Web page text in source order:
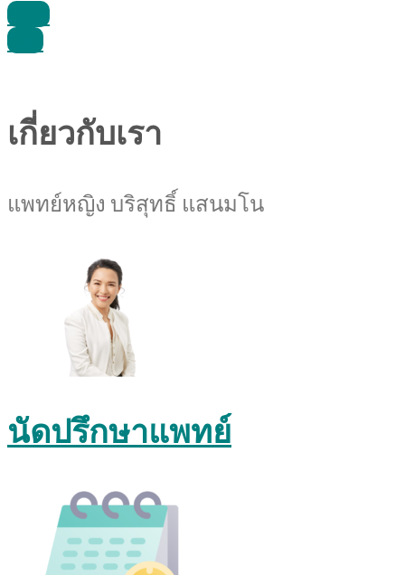
Line
Call
เกี่ยวกับเรา
แพทย์หญิง บริสุทธิ์ แสนมโน
นัดปรึกษาแพทย์